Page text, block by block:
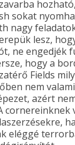
sokat
nagy
lesz,
ne engedjék
hogy a
Fields
nem
azért
cornereinknek
eléggé